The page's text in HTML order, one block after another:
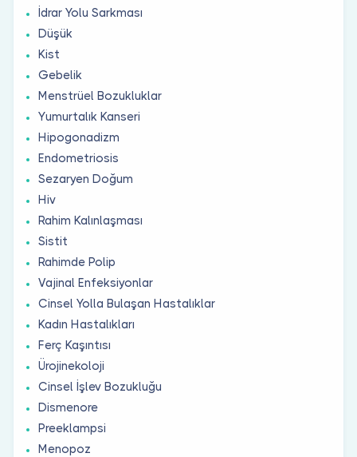
İdrar Yolu Sarkması
Düşük
Kist
Gebelik
Menstrüel Bozukluklar
Yumurtalık Kanseri
Hipogonadizm
Endometriosis
Sezaryen Doğum
Hiv
Rahim Kalınlaşması
Sistit
Rahimde Polip
Vajinal Enfeksiyonlar
Cinsel Yolla Bulaşan Hastalıklar
Kadın Hastalıkları
Ferç Kaşıntısı
Ürojinekoloji
Cinsel İşlev Bozukluğu
Dismenore
Preeklampsi
Menopoz